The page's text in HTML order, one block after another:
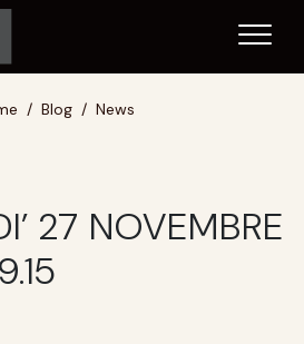
Blog News
27 NOVEMBRE